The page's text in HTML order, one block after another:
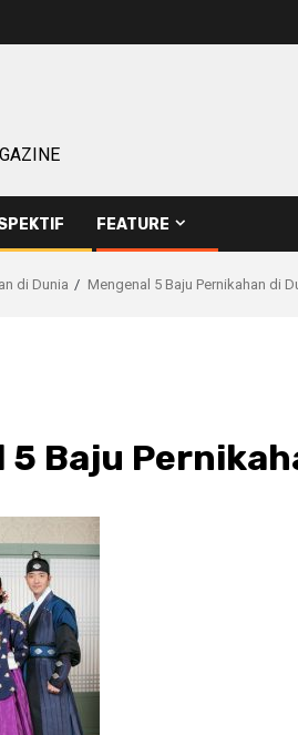
FEATURE
di Dunia Mengenal 5 Baju Pernikahan di
5 Baju